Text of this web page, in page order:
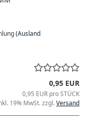
(Ausland
0,95 EUR
0,95 EUR pro STÜCK
19% MwSt. zzgl.Versand